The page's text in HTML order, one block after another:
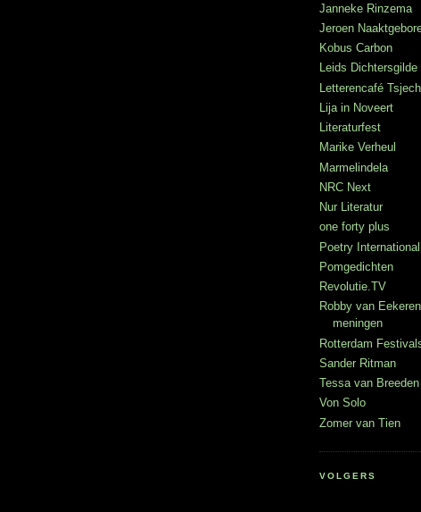
Janneke Rinzema
Jeroen
Kobus Carbon
Leids Dichtersgilde
Letterencafé
Lija in Noveert
Literaturfest
Marike Verheul
Marmelindela
NRC Next
Nur Literatur
one forty plus
Poetry International
Pomgedichten
Revolutie.TV
Robby van
meningen
Rotterdam
Sander Ritman
Tessa van
Von Solo
Zomer van Tien
VOLGERS